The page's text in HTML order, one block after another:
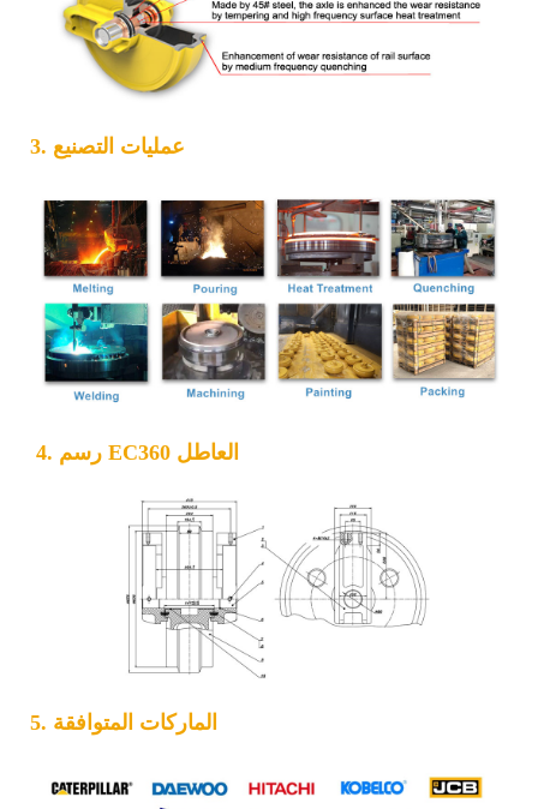
3. عمليات التصنيع
4. رسم EC360 العاطل
5. الماركات المتوافقة